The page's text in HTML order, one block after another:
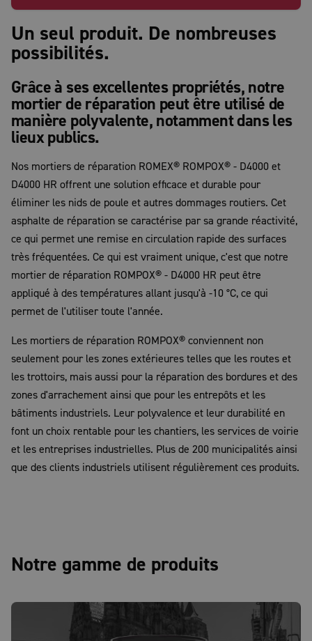
Un seul produit. De nombreuses
possibilités.
Grâce à ses excellentes propriétés, notre
mortier de réparation peut être utilisé de
manière polyvalente, notamment dans les
lieux publics.
Nos mortiers de réparation ROMEX® ROMPOX® - D4000 et
D4000 HR offrent une solution efficace et durable pour
éliminer les nids de poule et autres dommages routiers. Cet
asphalte de réparation se caractérise par sa grande réactivité,
ce qui permet une remise en circulation rapide des surfaces
très fréquentées. Ce qui est vraiment unique, c'est que notre
mortier de réparation ROMPOX® - D4000 HR peut être
appliqué à des températures allant jusqu'à -10 °C, ce qui
permet de l'utiliser toute l'année.
Les mortiers de réparation ROMPOX® conviennent non
seulement pour les zones extérieures telles que les routes et
les trottoirs, mais aussi pour la réparation des bordures et des
zones d'arrachement ainsi que pour les entrepôts et les
bâtiments industriels. Leur polyvalence et leur durabilité en
font un choix rentable pour les chantiers, les services de voirie
et les entreprises industrielles. Plus de 200 municipalités ainsi
que des clients industriels utilisent régulièrement ces produits.
Notre gamme de produits